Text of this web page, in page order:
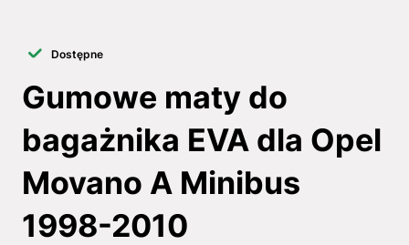
Dostępne
Gumowe maty do
bagażnika EVA dla Opel
Movano A Minibus
1998-2010